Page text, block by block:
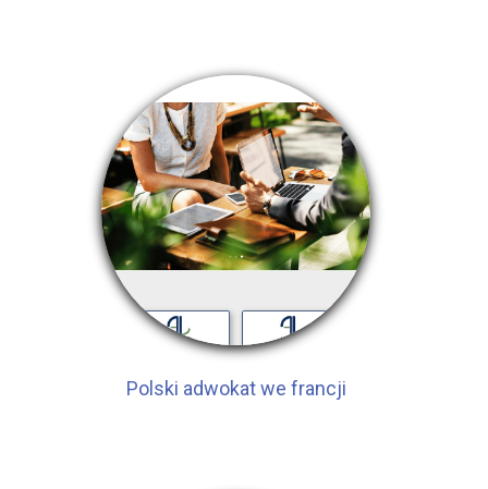
Polski adwokat we francji